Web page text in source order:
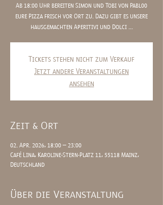
Ab 18:00 Uhr bereiten Simon und Tobi von Pabl00
eure Pizza frisch vor Ort zu. Dazu gibt es unsere
hausgemachten Aperitivi und Dolci ...
Tickets stehen nicht zum Verkauf
Jetzt andere Veranstaltungen
ansehen
Zeit & Ort
02. Apr. 2026, 18:00 – 23:00
Café Lina, Karoline-Stern-Platz 11, 55118 Mainz,
Deutschland
Über die Veranstaltung